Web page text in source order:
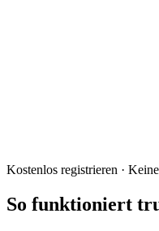
Kostenlos registrieren ·
So funktioniert